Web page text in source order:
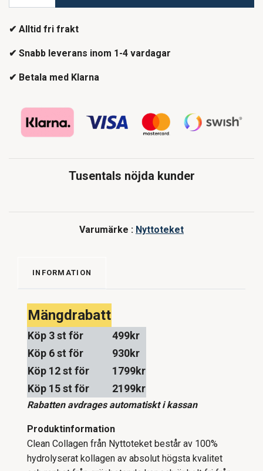
✔ Alltid fri frakt
✔ Snabb leverans inom 1-4 vardagar
✔ Betala med Klarna
Tusentals nöjda kunder
Varumärke : Nyttoteket
INFORMATION
Mängdrabatt
Köp 3 st för
499kr
Köp 6 st för
930kr
Köp 12 st för
1799kr
Köp 15 st för
2199kr
Rabatten avdrages automatiskt i kassan
Produktinformation
Clean Collagen från Nyttoteket består av 100%
hydrolyserat kollagen av absolut högsta kvalitet